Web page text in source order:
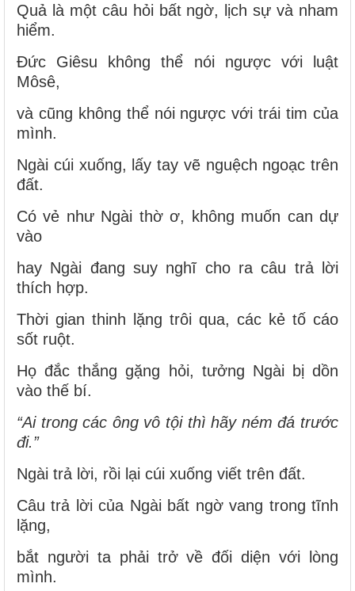
Quả là một câu hỏi bất ngờ, lịch sự và nham
hiểm.
Ðức Giêsu không thể nói ngược với luật
Môsê,
và cũng không thể nói ngược với trái tim của
mình.
Ngài cúi xuống, lấy tay vẽ nguệch ngoạc trên
đất.
Có vẻ như Ngài thờ ơ, không muốn can dự
vào
hay Ngài đang suy nghĩ cho ra câu trả lời
thích hợp.
Thời gian thinh lặng trôi qua, các kẻ tố cáo
sốt ruột.
Họ đắc thắng gặng hỏi, tưởng Ngài bị dồn
vào thế bí.
“Ai trong các ông vô tội thì hãy ném đá trước
đi.”
Ngài trả lời, rồi lại cúi xuống viết trên đất.
Câu trả lời của Ngài bất ngờ vang trong tĩnh
lặng,
bắt người ta phải trở về đối diện với lòng
mình.